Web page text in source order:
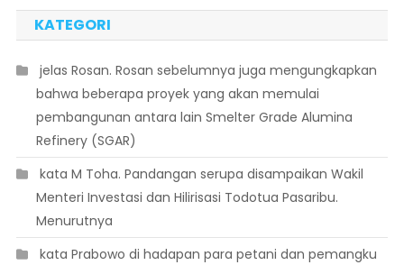
KATEGORI
 jelas Rosan. Rosan sebelumnya juga mengungkapkan
bahwa beberapa proyek yang akan memulai
pembangunan antara lain Smelter Grade Alumina
Refinery (SGAR)
 kata M Toha. Pandangan serupa disampaikan Wakil
Menteri Investasi dan Hilirisasi Todotua Pasaribu.
Menurutnya
 kata Prabowo di hadapan para petani dan pemangku